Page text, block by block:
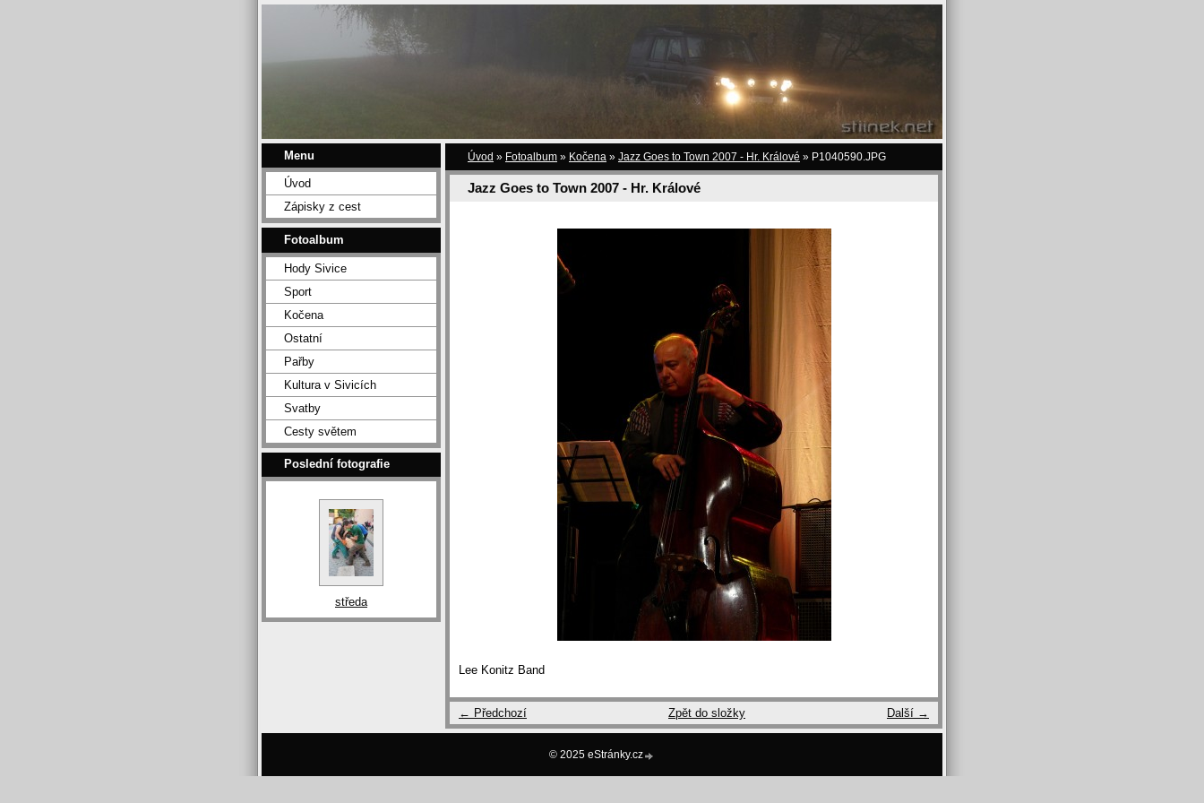
Menu
Úvod
Zápisky z cest
Fotoalbum
Hody Sivice
Sport
Kočena
Ostatní
Pařby
Kultura v Sivicích
Svatby
Cesty světem
Poslední fotografie
středa
Úvod » Fotoalbum » Kočena » Jazz Goes to Town 2007 - Hr. Králové » P1040590.JPG
Jazz Goes to Town 2007 - Hr. Králové
Lee Konitz Band
← Předchozí Další →
Zpět do složky
© 2025 eStránky.cz